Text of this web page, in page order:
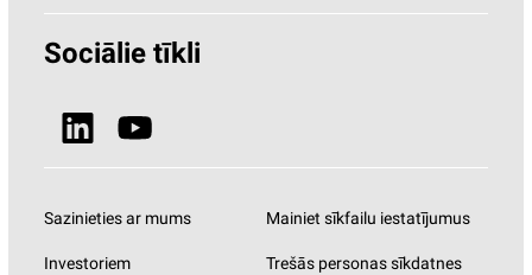
Kāpēc akmens vate?
Ilgtspēja
Ziņas un Media
Būvniecība
Sociālie tīkli
Sazinieties ar mums
Investoriem
Mainiet sīkfailu iestatījumus
Trešās personas sīkdatnes